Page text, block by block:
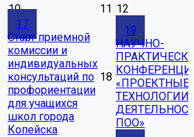
10 11 12
17
Старт приемной
комиссии и
индивидуальных
консультаций по
профориентации
для учащихся
школ города
Копейска
18
19
НАУЧНО-
«ПРОЕКТНЫЕ
ТЕХНОЛОГИИ
ПОО»